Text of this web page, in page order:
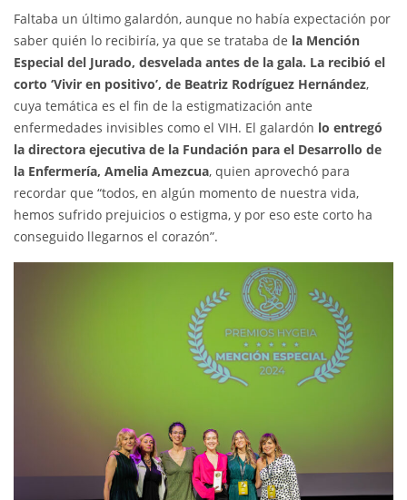
Faltaba un último galardón, aunque no había expectación por
saber quién lo recibiría, ya que se trataba de la Mención
Especial del Jurado, desvelada antes de la gala. La recibió el
corto ‘Vivir en positivo’, de Beatriz Rodríguez Hernández,
cuya temática es el fin de la estigmatización ante
enfermedades invisibles como el VIH. El galardón lo entregó
la directora ejecutiva de la Fundación para el Desarrollo de
la Enfermería, Amelia Amezcua, quien aprovechó para
recordar que “todos, en algún momento de nuestra vida,
hemos sufrido prejuicios o estigma, y por eso este corto ha
conseguido llegarnos el corazón”.